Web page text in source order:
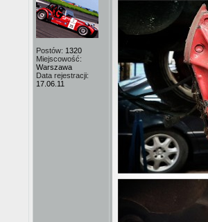
Postów: 1320
Miejscowość:
Warszawa
Data rejestracji:
17.06.11